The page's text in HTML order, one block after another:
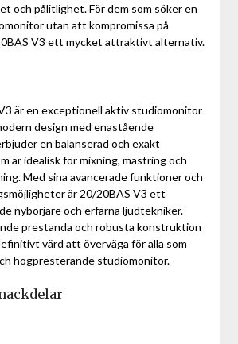
och pålitlighet. För dem som söker en
utan att kompromissa på
V3 ett mycket attraktivt alternativ.
är en exceptionell aktiv studiomonitor
design med enastående
en balanserad och exakt
är idealisk för mixning, mastring och
Med sina avancerade funktioner och
är 20/20BAS V3 ett
nybörjare och erfarna ljudtekniker.
prestanda och robusta konstruktion
värd att överväga för alla som
högpresterande studiomonitor.